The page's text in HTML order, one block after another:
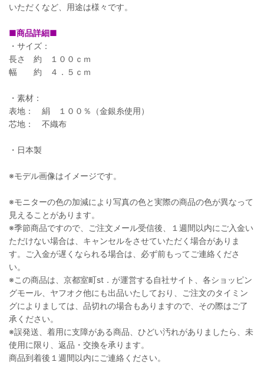
いただくなど、用途は様々です。
■商品詳細■
・サイズ：
長さ 約 １００ｃｍ
幅 約 ４．５ｃｍ
・素材：
表地： 絹 １００％（金銀糸使用）
芯地： 不織布
・日本製
※モデル画像はイメージです。
※モニターの色の加減により写真の色と実際の商品の色が異なって
見えることがあります。
※季節商品ですので、ご注文メール受信後、１週間以内にご入金い
ただけない場合は、キャンセルをさせていただく場合がありま
す。ご入金が遅くなられる場合は、必ず前もってご連絡くださ
い。
※この商品は、京都室町st．が運営する自社サイト、各ショッピン
グモール、ヤフオク他にも出品いたしており、ご注文のタイミン
グによりましては、品切れの場合もありますので、その際はご了
承ください。
※誤発送、着用に支障がある商品、ひどい汚れがありましたら、未
使用に限り、返品・交換を承ります。
商品到着後１週間以内にご連絡ください。